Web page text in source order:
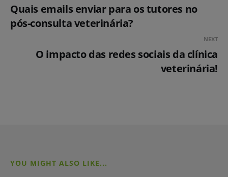
Quais emails enviar para os tutores no
pós-consulta veterinária?
NEXT
O impacto das redes sociais da clínica
veterinária!
YOU MIGHT ALSO LIKE...